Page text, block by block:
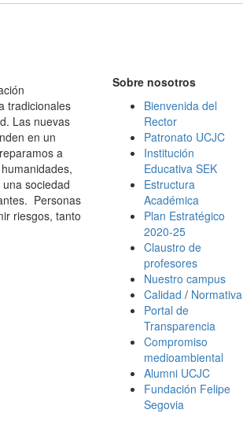
tradicionales
Las nuevas
en un
a
sociedad
Personas
riesgos, tanto
Sobre nosotros
Bienvenida del
Rector
Patronato UCJC
Institución
Educativa SEK
Estructura
Académica
Plan Estratégico
2020-25
Claustro de
profesores
Nuestro campus
Calidad / Normativa
Portal de
Transparencia
Compromiso
medioambiental
Alumni UCJC
Fundación Felipe
Segovia